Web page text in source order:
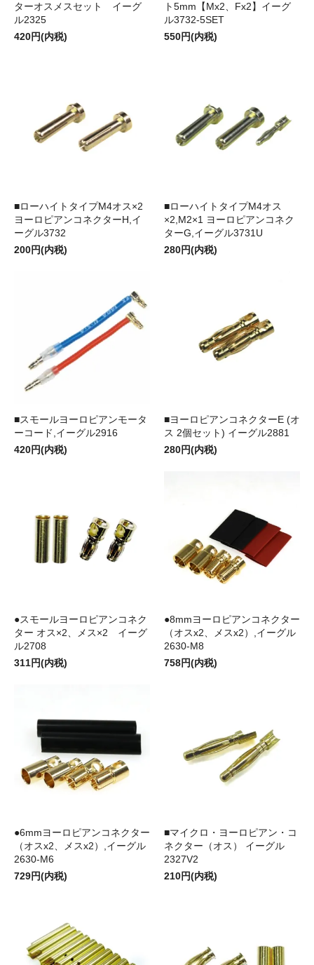
ターオスメスセット イーグ
ル2325
420円(内税)
ト5mm【Mx2、Fx2】イーグ
ル3732-5SET
550円(内税)
■ローハイトタイプM4オス×2
ヨーロピアンコネクターH,イ
ーグル3732
200円(内税)
■ローハイトタイプM4オス
×2,M2×1 ヨーロピアンコネク
ターG,イーグル3731U
280円(内税)
■スモールヨーロピアンモータ
ーコード,イーグル2916
420円(内税)
■ヨーロピアンコネクターE (オ
ス 2個セット) イーグル2881
280円(内税)
●スモールヨーロピアンコネク
ター オス×2、メス×2 イーグ
ル2708
311円(内税)
●8mmヨーロピアンコネクター
（オスx2、メスx2）,イーグル
2630-M8
758円(内税)
●6mmヨーロピアンコネクター
（オスx2、メスx2）,イーグル
2630-M6
729円(内税)
■マイクロ・ヨーロピアン・コ
ネクター（オス） イーグル
2327V2
210円(内税)